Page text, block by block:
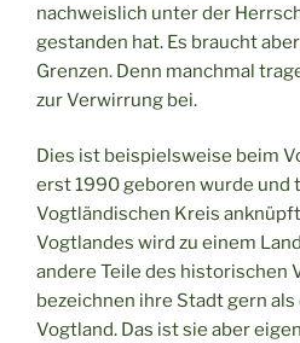
nachweislich unter der
gestanden hat. Es braucht
Grenzen. Denn manchmal
zur Verwirrung bei.
Dies ist beispielsweise beim
erst 1990 geboren wurde und
Vogtländischen Kreis anknüpft
Vogtlandes wird zu einem
andere Teile des historischen
bezeichnen ihre Stadt gern
Vogtland. Das ist sie aber